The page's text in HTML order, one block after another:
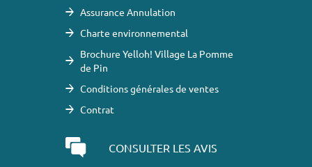
Assurance Annulation
Charte environnemental
Brochure Yelloh! Village La Pomme
de Pin
Conditions générales de ventes
Contrat
CONSULTER LES AVIS